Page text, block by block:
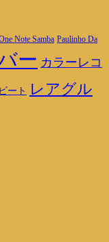
Note Samba Paulinho Da
ー カラーレコ
ート レアグル